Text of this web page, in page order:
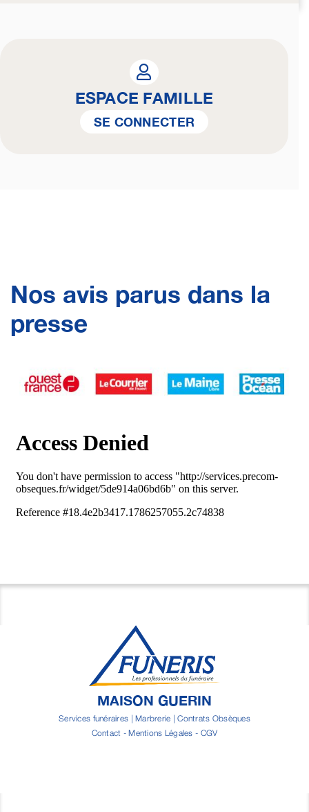
ESPACE FAMILLE
SE CONNECTER
Nos avis parus dans la
presse
MAISON GUERIN
Services funéraires | Marbrerie | Contrats Obsèques
Contact -Mentions Légales - CGV